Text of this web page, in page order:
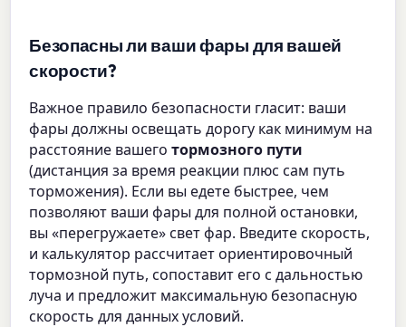
Безопасны ли ваши фары для вашей
скорости?
Важное правило безопасности гласит: ваши
фары должны освещать дорогу как минимум на
расстояние вашеготормозного пути
(дистанция за время реакции плюс сам путь
торможения). Если вы едете быстрее, чем
позволяют ваши фары для полной остановки,
вы «перегружаете» свет фар. Введите скорость,
и калькулятор рассчитает ориентировочный
тормозной путь, сопоставит его с дальностью
луча и предложит максимальную безопасную
скорость для данных условий.